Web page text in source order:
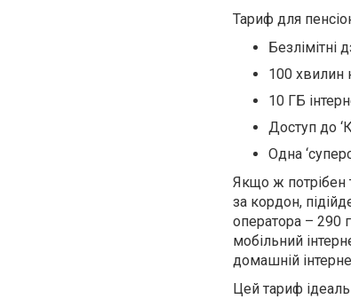
Тариф для
Безлімітні
100 хвилин
10 ГБ
Доступ до
Одна
Якщо ж потрібен
за кордон,
оператора – 290
мобільний
домашній
Цей тариф